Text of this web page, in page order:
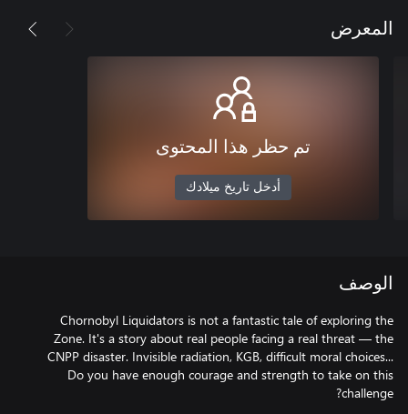
المعرض
تم حظر هذا المحتوى
أدخل تاريخ ميلادك
الوصف
Chornobyl Liquidators is not a fantastic tale of exploring the
Zone. It's a story about real people facing a real threat — the
CNPP disaster. Invisible radiation, KGB, difficult moral choices...
Do you have enough courage and strength to take on this